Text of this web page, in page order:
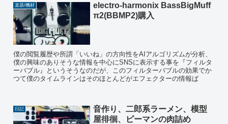
楽器/機材
electro-harmonix BassBigMuff
π2(BBMP2)購入
僕の閲覧履歴や所謂「いいね」の方向性をAIアルゴリズムが分析、
僕の興味のありそうな情報を中心にSNSに表示する事を『フィルタ
ーバブル』というそうなのだが、このフィルターバブルの効果でか
つて僕のタイムラインはそのほとんどがエフェクターの情報ば
日記
音作り、二郎系ラーメン、模型
屋徘徊、ピーマンの肉詰め